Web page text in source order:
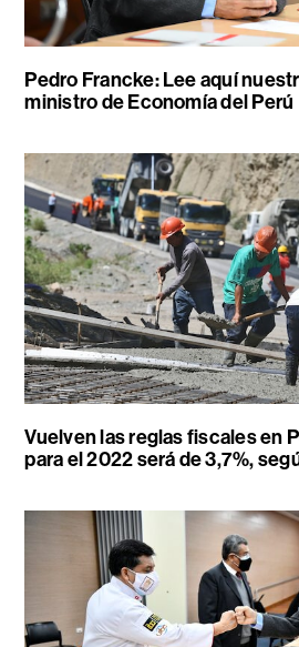
Pedro Francke: Lee aquí
ministro de Economía del Perú
Vuelven las reglas fiscales en
para el 2022 será de 3,7%,